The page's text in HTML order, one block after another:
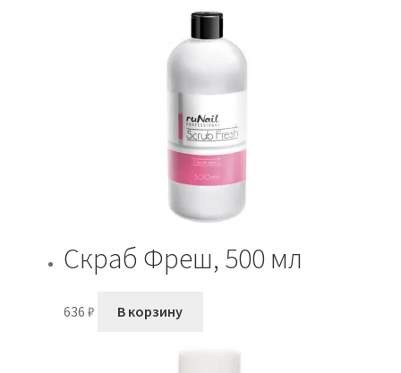
Скраб Фреш, 500 мл
636 ₽ В корзину